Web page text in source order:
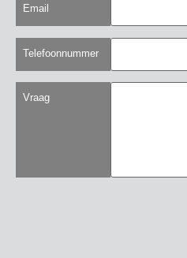
Email
Telefoonnummer
Vraag